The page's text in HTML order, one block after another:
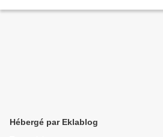
Hébergé par Eklablog